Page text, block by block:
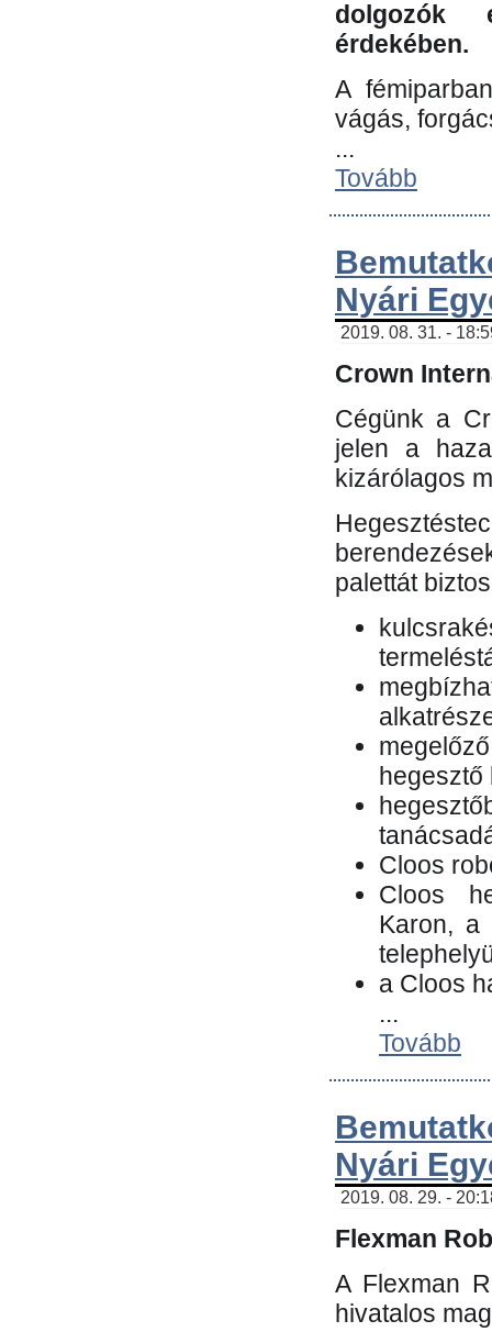
dolgozók
érdekében.
A
vágás,
...
Tovább
Nyári
2019. 08. 31. -
Crown
Cégünk a
jelen a
kizárólagos
palettát
hegesztő
Cloos
Cloos
Karon, a
a Cloos
...
Tovább
Nyári
2019. 08. 29. -
Flexman
A Flexman
hivatalos